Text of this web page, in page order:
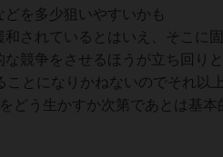
を多少狙いやすいかも
和されているとはいえ、そこに
な競争をさせるほうが立ち回り
とになりかねないのでそれ以
どう生かすか次第であとは基